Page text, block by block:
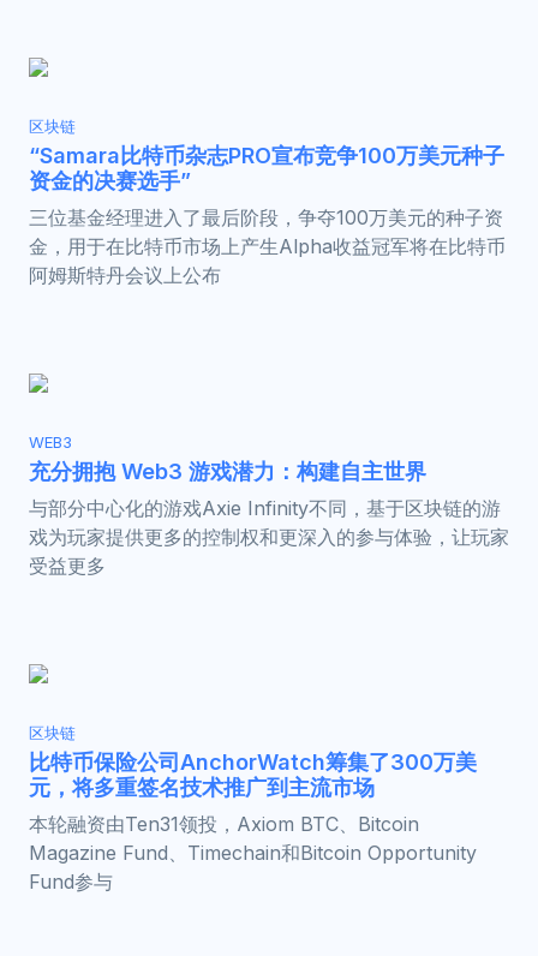
区块链
“Samara比特币杂志PRO宣布竞争100万美元种子
资金的决赛选手”
三位基金经理进入了最后阶段，争夺100万美元的种子资
金，用于在比特币市场上产生Alpha收益冠军将在比特币
阿姆斯特丹会议上公布
WEB3
充分拥抱 Web3 游戏潜力：构建自主世界
与部分中心化的游戏Axie Infinity不同，基于区块链的游
戏为玩家提供更多的控制权和更深入的参与体验，让玩家
受益更多
区块链
比特币保险公司AnchorWatch筹集了300万美
元，将多重签名技术推广到主流市场
本轮融资由Ten31领投，Axiom BTC、Bitcoin
Magazine Fund、Timechain和Bitcoin Opportunity
Fund参与